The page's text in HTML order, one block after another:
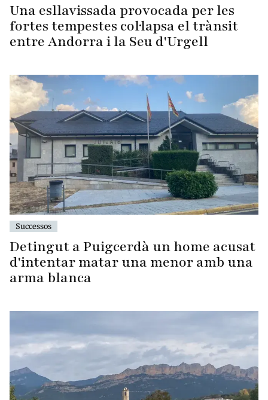
Una esllavissada provocada per les
fortes tempestes col·lapsa el trànsit
entre Andorra i la Seu d'Urgell
Successos
Detingut a Puigcerdà un home acusat
d'intentar matar una menor amb una
arma blanca